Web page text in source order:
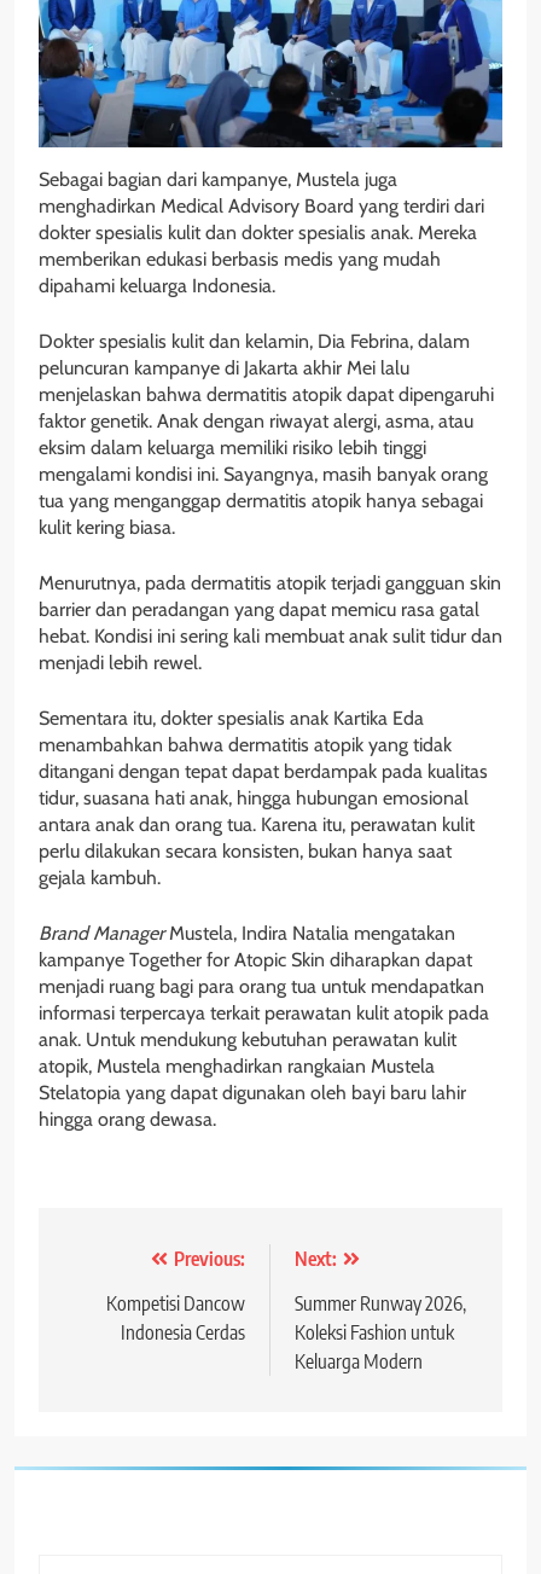
Sebagai bagian dari kampanye, Mustela juga
menghadirkan Medical Advisory Board yang terdiri dari
dokter spesialis kulit dan dokter spesialis anak. Mereka
memberikan edukasi berbasis medis yang mudah
dipahami keluarga Indonesia.
Dokter spesialis kulit dan kelamin, Dia Febrina, dalam
peluncuran kampanye di Jakarta akhir Mei lalu
menjelaskan bahwa dermatitis atopik dapat dipengaruhi
faktor genetik. Anak dengan riwayat alergi, asma, atau
eksim dalam keluarga memiliki risiko lebih tinggi
mengalami kondisi ini. Sayangnya, masih banyak orang
tua yang menganggap dermatitis atopik hanya sebagai
kulit kering biasa.
Menurutnya, pada dermatitis atopik terjadi gangguan skin
barrier dan peradangan yang dapat memicu rasa gatal
hebat. Kondisi ini sering kali membuat anak sulit tidur dan
menjadi lebih rewel.
Sementara itu, dokter spesialis anak Kartika Eda
menambahkan bahwa dermatitis atopik yang tidak
ditangani dengan tepat dapat berdampak pada kualitas
tidur, suasana hati anak, hingga hubungan emosional
antara anak dan orang tua. Karena itu, perawatan kulit
perlu dilakukan secara konsisten, bukan hanya saat
gejala kambuh.
Brand ManagerMustela, Indira Natalia mengatakan
kampanye Together for Atopic Skin diharapkan dapat
menjadi ruang bagi para orang tua untuk mendapatkan
informasi terpercaya terkait perawatan kulit atopik pada
anak. Untuk mendukung kebutuhan perawatan kulit
atopik, Mustela menghadirkan rangkaian Mustela
Stelatopia yang dapat digunakan oleh bayi baru lahir
hingga orang dewasa.
navigation
Previous:
Kompetisi Dancow
Indonesia Cerdas
Next:
Summer Runway 2026,
Koleksi Fashion untuk
Keluarga Modern